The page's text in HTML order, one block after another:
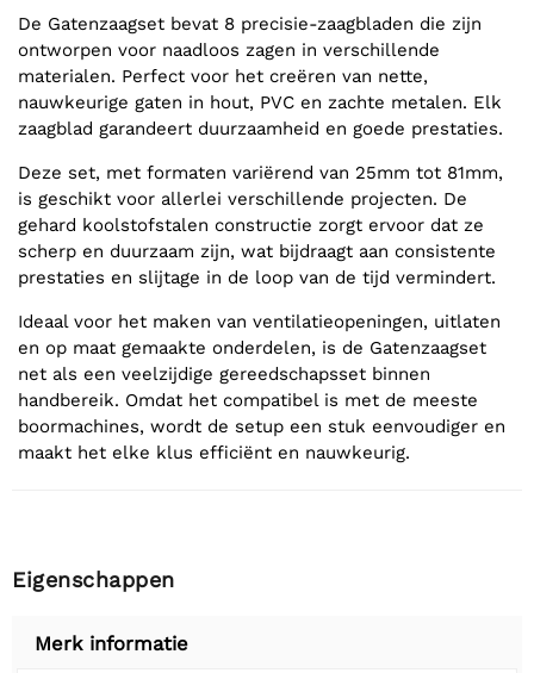
De Gatenzaagset bevat 8 precisie-zaagbladen die zijn
ontworpen voor naadloos zagen in verschillende
materialen. Perfect voor het creëren van nette,
nauwkeurige gaten in hout, PVC en zachte metalen. Elk
zaagblad garandeert duurzaamheid en goede prestaties.
Deze set, met formaten variërend van 25mm tot 81mm,
is geschikt voor allerlei verschillende projecten. De
gehard koolstofstalen constructie zorgt ervoor dat ze
scherp en duurzaam zijn, wat bijdraagt aan consistente
prestaties en slijtage in de loop van de tijd vermindert.
Ideaal voor het maken van ventilatieopeningen, uitlaten
en op maat gemaakte onderdelen, is de Gatenzaagset
net als een veelzijdige gereedschapsset binnen
handbereik. Omdat het compatibel is met de meeste
boormachines, wordt de setup een stuk eenvoudiger en
maakt het elke klus efficiënt en nauwkeurig.
Eigenschappen
Merk informatie